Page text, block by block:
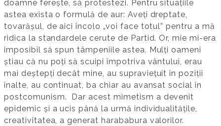
doamne ferește, să protestezi. Pentru situațiile
astea exista o formulă de aur: Aveți dreptate,
tovarășul, de aici încolo „voi face totul” pentru a mă
ridica la standardele cerute de Partid. Or, mie mi-era
imposibil să spun tâmpeniile astea. Mulți oameni
știau că nu poți să scuipi împotriva vântului, erau
mai deștepți decât mine, au supraviețuit în poziții
înalte, au continuat, ba chiar au avansat social în
postcomunism. Dar acest mimetism a devenit
epidemic și a ucis până la urmă individualitățile,
creativitatea, a generat harababura valorilor.